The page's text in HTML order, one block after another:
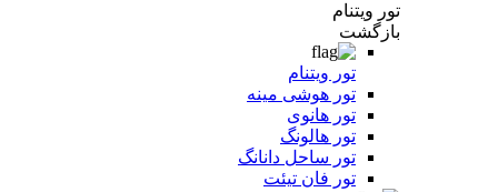
تور ویتنام
بازگشت
تور ویتنام
تور هوشی مینه
تور هانوی
تور هالونگ
تور ساحل دانانگ
تور فان تیئت